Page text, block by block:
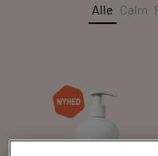
Alle Calm